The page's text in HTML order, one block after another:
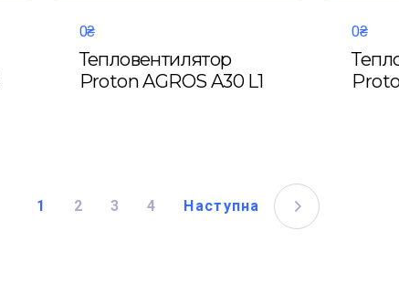
0₴
Тепловентилятор
Proton AGROS A30 L1
0₴
1 2 3 4 Наступна